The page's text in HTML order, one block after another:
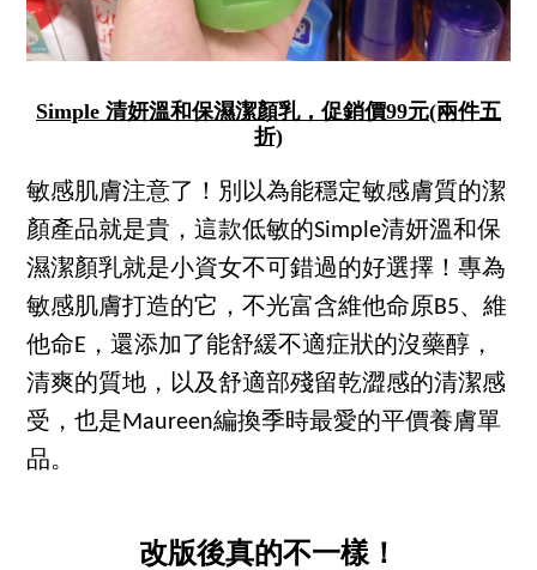
Simple 清妍溫和保濕潔顏乳，促銷價99元(兩件五
折)
敏感肌膚注意了！別以為能穩定敏感膚質的潔
顏產品就是貴，這款低敏的Simple清妍溫和保
濕潔顏乳就是小資女不可錯過的好選擇！專為
敏感肌膚打造的它，不光富含維他命原B5、維
他命E，還添加了能舒緩不適症狀的沒藥醇，
清爽的質地，以及舒適部殘留乾澀感的清潔感
受，也是Maureen編換季時最愛的平價養膚單
品。
改版後真的不一樣！